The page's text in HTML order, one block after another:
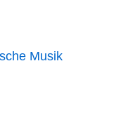
Musik